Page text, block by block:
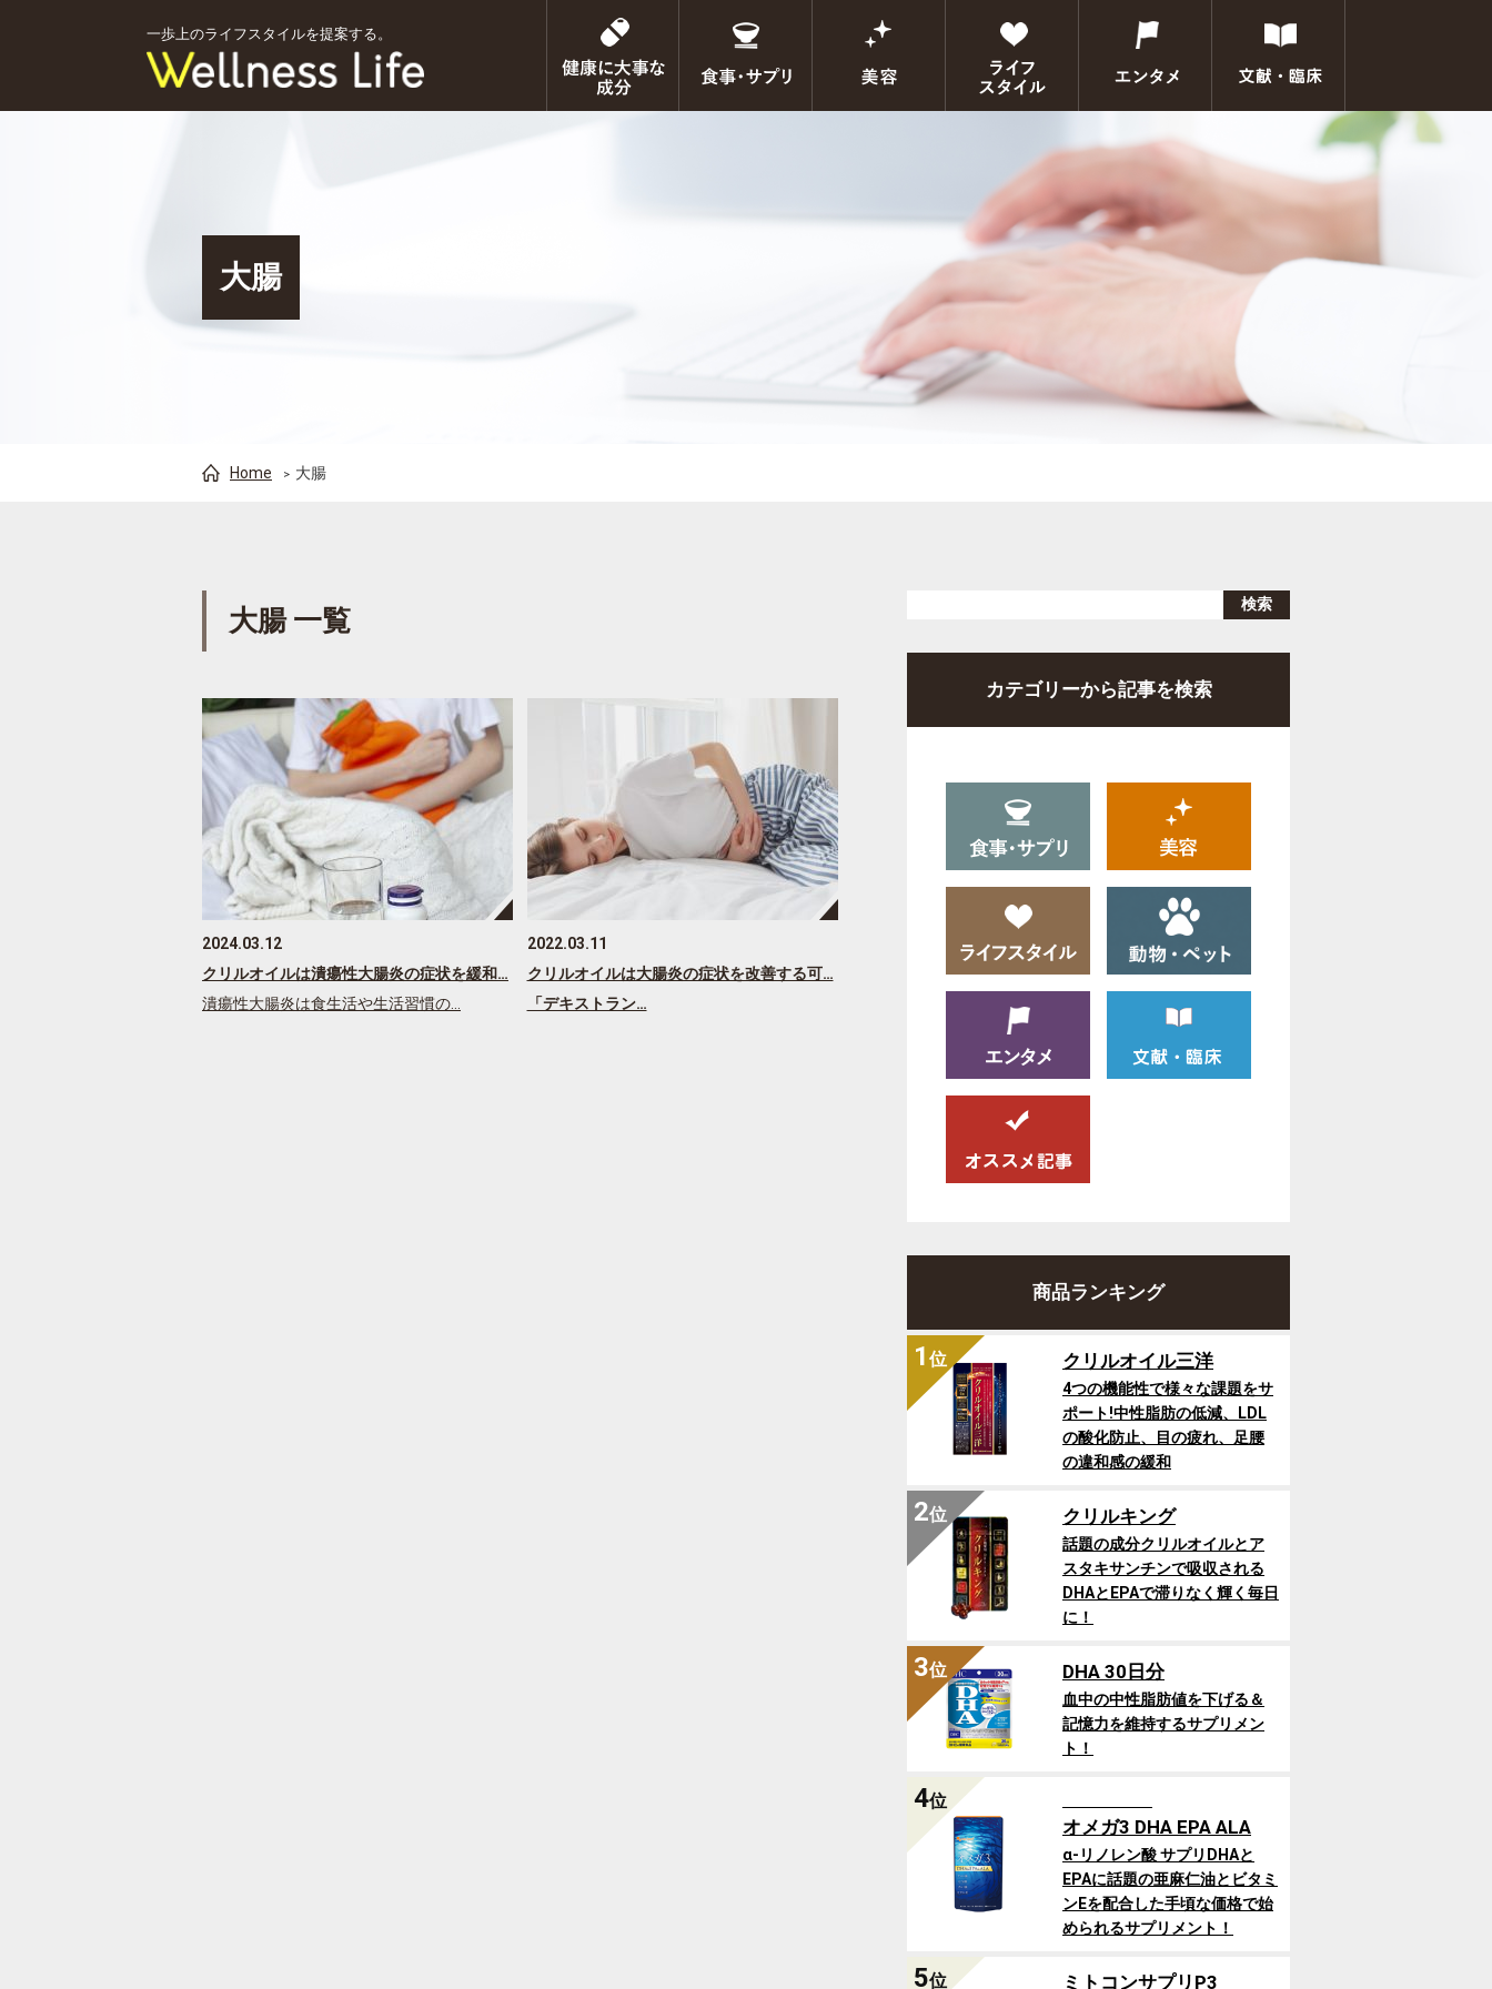
一歩上のライフスタイルを提案する。
大腸
Home 大腸
大腸 一覧
2024.03.12
クリルオイルは潰瘍性大腸炎の症状を緩和…
潰瘍性大腸炎は食生活や生活習慣の…
2022.03.11
クリルオイルは大腸炎の症状を改善する可…
「デキストラン…
カテゴリーから記事を検索
商品ランキング
1 位 クリルオイル三洋
4つの機能性で様々な課題をサ
ポート!中性脂肪の低減、LDL
の酸化防止、目の疲れ、足腰
の違和感の緩和
2位 クリルキング
話題の成分クリルオイルとア
スタキサンチンで吸収される
DHAとEPAで滞りなく輝く毎日
に！
3位 DHA 30日分
血中の中性脂肪値を下げる＆
記憶力を維持するサプリメン
ト！
4位
オメガ3 DHA EPA ALA
α-リノレン酸 サプリDHAと
EPAに話題の亜麻仁油とビタミ
ンEを配合した手頃な価格で始
められるサプリメント！
5位 ミトコンサプリP3